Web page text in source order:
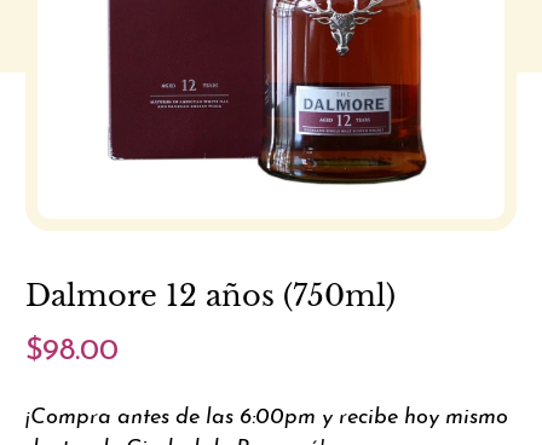
Dalmore 12 años (750ml)
$98.00
¡Compra antes de las 6:00pm y recibe hoy mismo